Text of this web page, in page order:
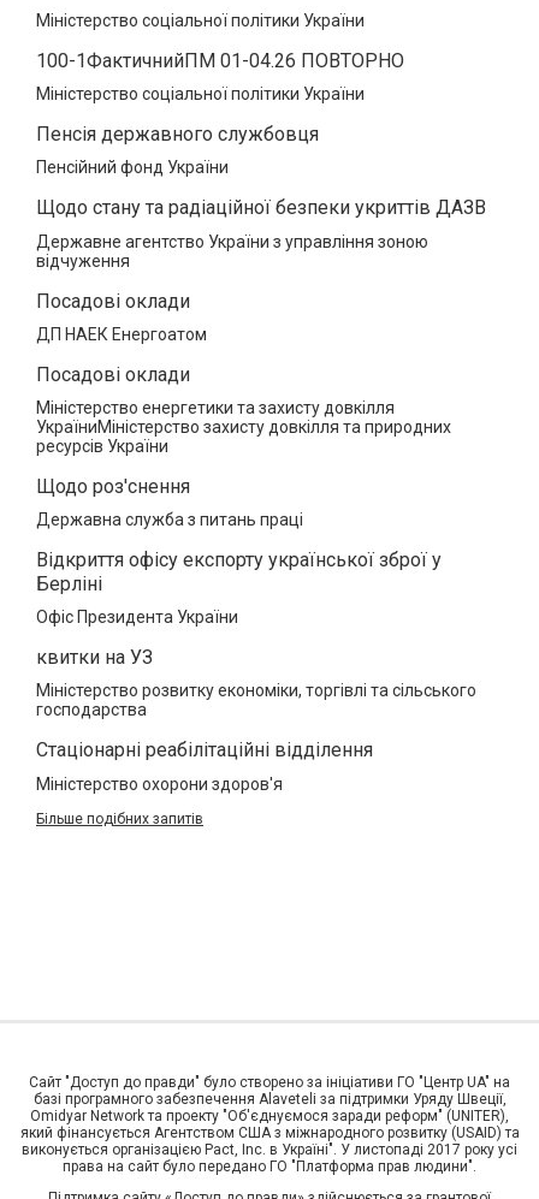
Міністерство соціальної політики України
100-1ФактичнийПМ 01-04.26 ПОВТОРНО
Міністерство соціальної політики України
Пенсія державного службовця
Пенсійний фонд України
Щодо стану та радіаційної безпеки укриттів ДАЗВ
Державне агентство України з управління зоною
відчуження
Посадові оклади
ДП НАЕК Енергоатом
Посадові оклади
Міністерство енергетики та захисту довкілля
УкраїниМіністерство захисту довкілля та природних
ресурсів України
Щодо роз'снення
Державна служба з питань праці
Відкриття офісу експорту української зброї у
Берліні
Офіс Президента України
квитки на УЗ
Міністерство розвитку економіки, торгівлі та сільського
господарства
Стаціонарні реабілітаційні відділення
Міністерство охорони здоров'я
Більше подібних запитів
Сайт "Доступ до правди" було створено за ініціативи ГО "Центр UA" на
базі програмного забезпечення Alaveteli за підтримки Уряду Швеції,
Omidyar Network та проекту "Об'єднуємося заради реформ" (UNITER),
який фінансується Агентством США з міжнародного розвитку (USAID) та
виконується організацією Pact, Inc. в Україні". У листопаді 2017 року усі
права на сайт було передано ГО "Платформа прав людини".